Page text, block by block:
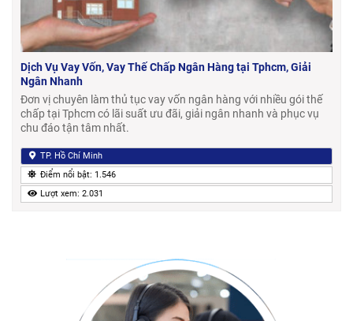
Dịch Vụ Vay Vốn, Vay Thế Chấp Ngân Hàng tại Tphcm, Giải
Ngân Nhanh
Đơn vị chuyên làm thủ tục vay vốn ngân hàng với nhiều gói thế
chấp tại Tphcm có lãi suất ưu đãi, giải ngân nhanh và phục vụ
chu đáo tận tâm nhất.
TP. Hồ Chí Minh
Điểm nổi bật: 1.546
Lượt xem: 2.031